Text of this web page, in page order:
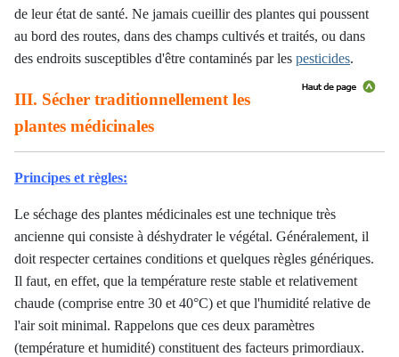
de leur état de santé. Ne jamais cueillir des plantes qui poussent
au bord des routes, dans des champs cultivés et traités, ou dans
des endroits susceptibles d'être contaminés par les pesticides.
III. Sécher traditionnellement les
plantes médicinales
Principes et règles:
Le séchage des plantes médicinales est une technique très
ancienne qui consiste à déshydrater le végétal. Généralement, il
doit respecter certaines conditions et quelques règles génériques.
Il faut, en effet, que la température reste stable et relativement
chaude (comprise entre 30 et 40°C) et que l'humidité relative de
l'air soit minimal. Rappelons que ces deux paramètres
(température et humidité) constituent des facteurs primordiaux.